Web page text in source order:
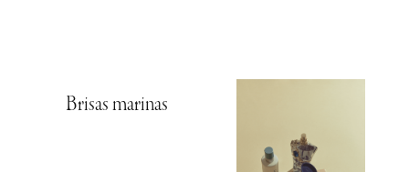
Brisas marinas